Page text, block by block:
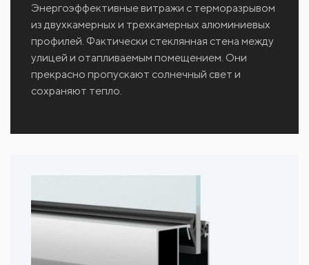
Энергоэффективные витражи с терморазрывом
из двухкамерных и трехкамерных алюминиевых
профилей. Фактически стеклянная стена между
улицей и отапливаемым помещением. Они
прекрасно пропускают солнечный свет и
сохраняют тепло.